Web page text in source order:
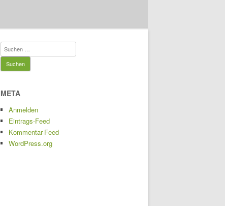
Suchen
nach:
META
Anmelden
Eintrags-Feed
Kommentar-Feed
WordPress.org